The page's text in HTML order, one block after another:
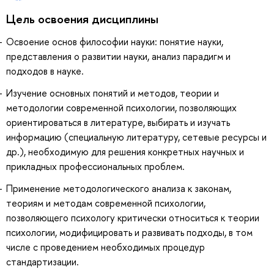
Цель освоения дисциплины
Освоение основ философии науки: понятие науки,
представления о развитии науки, анализ парадигм и
подходов в науке.
Изучение основных понятий и методов, теории и
методологии современной психологии, позволяющих
ориентироваться в литературе, выбирать и изучать
информацию (специальную литературу, сетевые ресурсы и
др.), необходимую для решения конкретных научных и
прикладных профессиональных проблем.
Применение методологического анализа к законам,
теориям и методам современной психологии,
позволяющего психологу критически относиться к теории
психологии, модифицировать и развивать подходы, в том
числе с проведением необходимых процедур
стандартизации.